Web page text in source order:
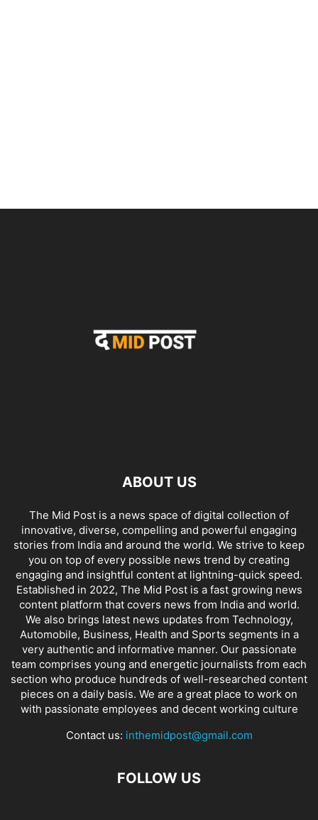
ABOUT US
The Mid Post is a news space of digital collection of
innovative, diverse, compelling and powerful engaging
stories from India and around the world. We strive to keep
you on top of every possible news trend by creating
engaging and insightful content at lightning-quick speed.
Established in 2022, The Mid Post is a fast growing news
content platform that covers news from India and world.
We also brings latest news updates from Technology,
Automobile, Business, Health and Sports segments in a
very authentic and informative manner. Our passionate
team comprises young and energetic journalists from each
section who produce hundreds of well-researched content
pieces on a daily basis. We are a great place to work on
with passionate employees and decent working culture
Contact us: inthemidpost@gmail.com
FOLLOW US